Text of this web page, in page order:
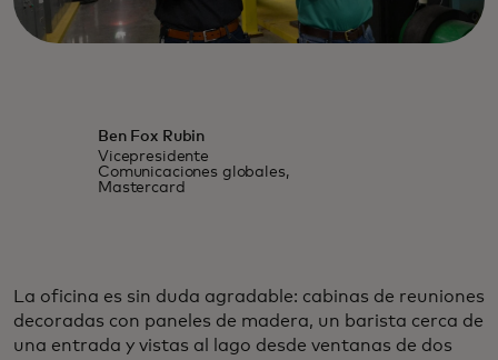
Ben Fox Rubin
Vicepresidente
Comunicaciones globales,
Mastercard
La oficina es sin duda agradable: cabinas de reuniones
decoradas con paneles de madera, un barista cerca de
una entrada y vistas al lago desde ventanas de dos